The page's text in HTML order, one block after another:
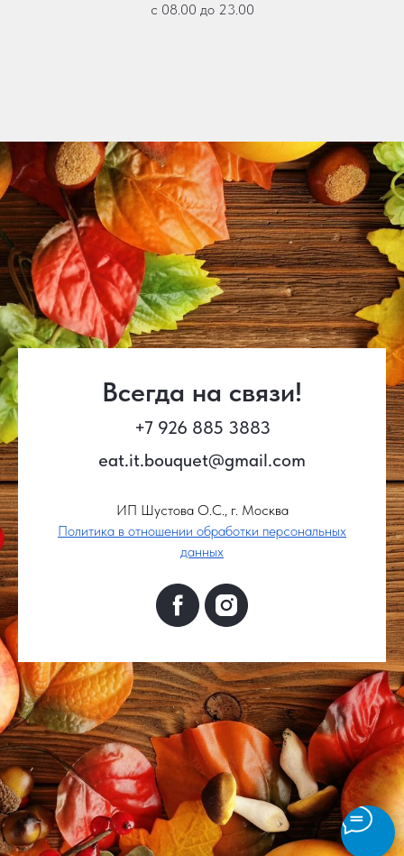
с 08.00 до 23.00
Всегда на связи!
+7 926 885 3883
eat.it.bouquet@gmail.com
ИП Шустова О.С., г. Москва
Политика в отношении обработки персональных
данных